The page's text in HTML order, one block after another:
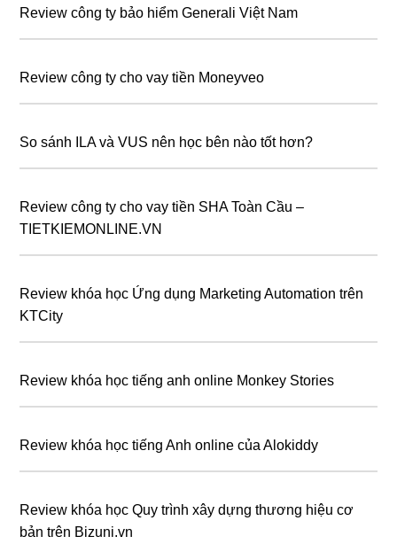
Review công ty bảo hiểm Generali Việt Nam
Review công ty cho vay tiền Moneyveo
So sánh ILA và VUS nên học bên nào tốt hơn?
Review công ty cho vay tiền SHA Toàn Cầu –
TIETKIEMONLINE.VN
Review khóa học Ứng dụng Marketing Automation trên
KTCity
Review khóa học tiếng anh online Monkey Stories
Review khóa học tiếng Anh online của Alokiddy
Review khóa học Quy trình xây dựng thương hiệu cơ
bản trên Bizuni.vn